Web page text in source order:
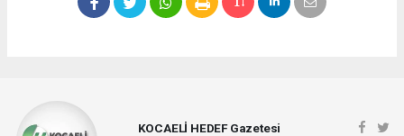
KOCAELİ HEDEF Gazetesi